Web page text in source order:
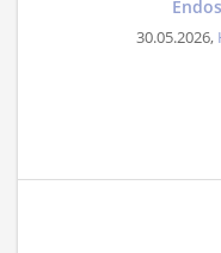
30.05.2026,